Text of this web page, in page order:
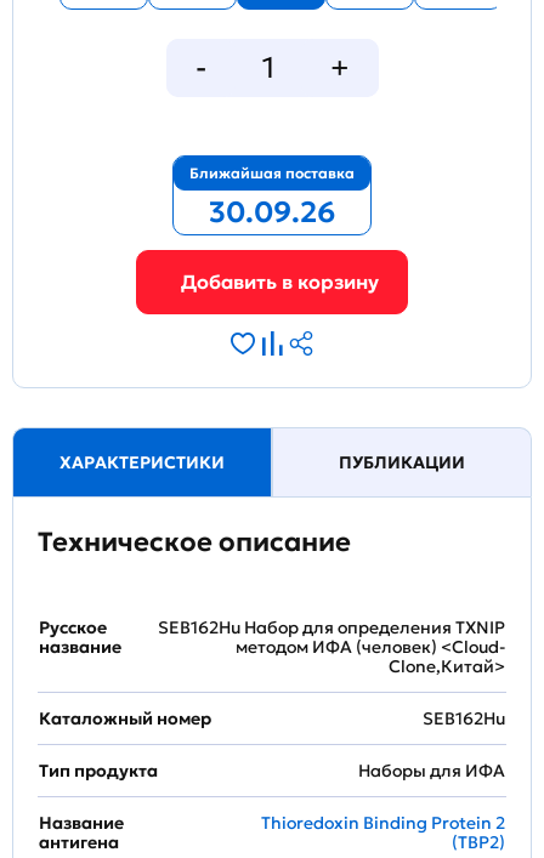
Ближайшая поставка
30.09.26
ХАРАКТЕРИСТИКИ ПУБЛИКАЦИИ
Техническое описание
Русское
название
SEB162Hu Набор для определения TXNIP
методом ИФА (человек) <Cloud-
Clone,Китай>
Каталожный номер SEB162Hu
Тип продукта Наборы для ИФА
Название
антигена
Thioredoxin Binding Protein 2
(TBP2)